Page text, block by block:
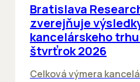
Bratislava
zverejňuje
kancelárskeho trhu
štvrťrok 2026
Celková výmera